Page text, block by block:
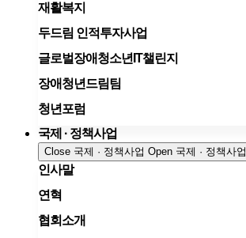
재활복지
두드림 인적투자사업
글로벌장애청소년IT챌린지
장애청년드림팀
청년포럼
국제 · 정책사업
Close 국제 · 정책사업 Open 국제 · 정책사업
인사말
연혁
협회소개